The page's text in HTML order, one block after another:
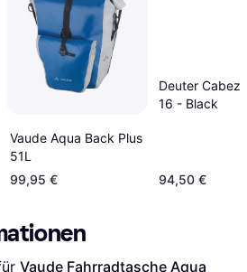
Vaude Aqua Back Plus
51L
99,95 €
Deuter
16 - Black
94,50 €
Vaude Fahrradtasche Aqua